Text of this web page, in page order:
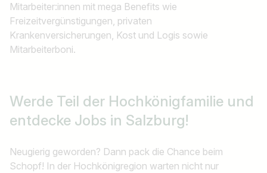
Mitarbeiter:innen mit mega Benefits wie
Freizeitvergünstigungen, privaten
Krankenversicherungen, Kost und Logis sowie
Mitarbeiterboni.
Werde Teil der Hochkönigfamilie und
entdecke Jobs in Salzburg!
Neugierig geworden? Dann pack die Chance beim
Schopf! In der Hochkönigregion warten nicht nur